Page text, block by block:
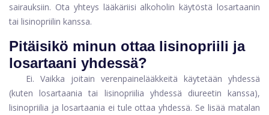
sairauksiin. Ota yhteys lääkäriisi alkoholin käytöstä losartaanin
tai lisinopriilin kanssa.
Pitäisikö minun ottaa lisinopriili ja
losartaani yhdessä?
Ei. Vaikka joitain verenpainelääkkeitä käytetään yhdessä
(kuten losartaania tai lisinopriilia yhdessä diureetin kanssa),
lisinopriilia ja losartaania ei tule ottaa yhdessä. Se lisää matalan